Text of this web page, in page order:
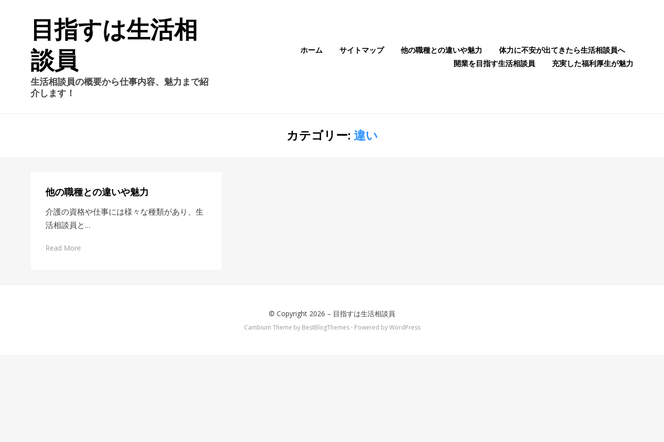
目指すは生活相
談員
生活相談員の概要から仕事内容、魅力まで紹
介します！
ホーム サイトマップ 他の職種との違いや魅力
体力に不安が出てきたら生活相談員へ
開業を目指す生活相談員
充実した福利厚生が魅力
カテゴリー: 違い
他の職種との違いや魅力
介護の資格や仕事には様々な種類があり、生
活相談員と…
Read More
© Copyright 2026 – 目指すは生活相談員
Cambium Theme by BestBlogThemes ⋅ Powered byWordPress